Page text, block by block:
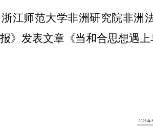
浙江师范大学非洲研究院非洲
》发表文章《当和合思想遇